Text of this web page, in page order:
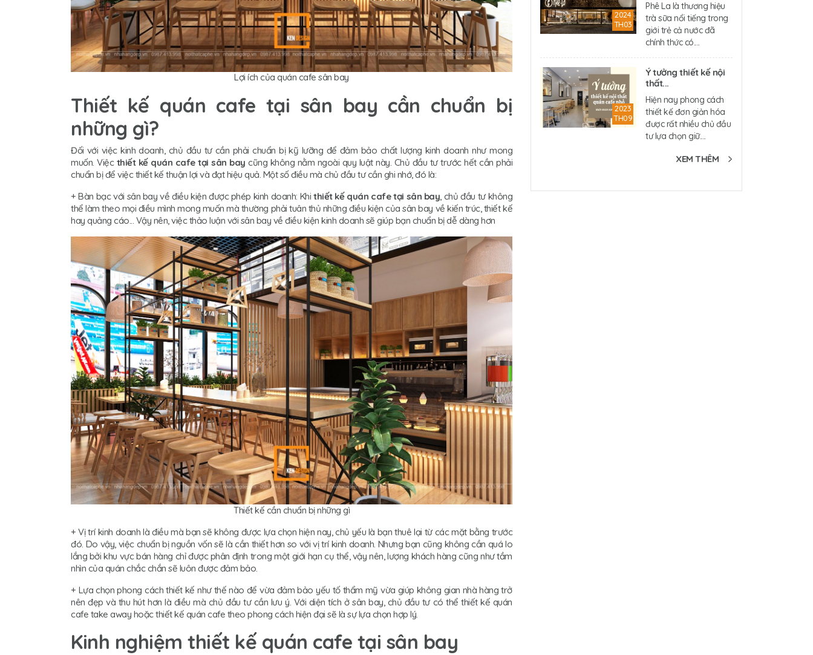
Lợi ích của quán cafe sân bay
Thiết kế quán cafe tại sân bay cần chuẩn bị
những gì?
Đối với việc kinh doanh, chủ đầu tư cần phải chuẩn bị kỹ lưỡng để đảm bảo chất lượng kinh doanh như mong
muốn. Việc thiết kế quán cafe tại sân bay cũng không nằm ngoài quy luật này. Chủ đầu tư trước hết cần phải
chuẩn bị để việc thiết kế thuận lợi và đạt hiệu quả. Một số điều mà chủ đầu tư cần ghi nhớ, đó là:
+ Bàn bạc với sân bay về điều kiện được phép kinh doanh: Khithiết kế quán cafe tại sân bay , chủ đầu tư không
thể làm theo mọi điều mình mong muốn mà thường phải tuân thủ những điều kiện của sân bay về kiến trúc, thiết kế
hay quảng cáo... Vậy nên, việc thảo luận với sân bay về điều kiện kinh doanh sẽ giúp bạn chuẩn bị dễ dàng hơn
Thiết kế cần chuẩn bị những gì
+ Vị trí kinh doanh là điều mà bạn sẽ không được lựa chọn hiện nay, chủ yếu là bạn thuê lại từ các mặt bằng trước
đó. Do vậy, việc chuẩn bị nguồn vốn sẽ là cần thiết hơn so với vị trí kinh doanh. Nhưng bạn cũng không cần quá lo
lắng bởi khu vực bán hàng chỉ được phân định trong một giới hạn cụ thể, vậy nên, lượng khách hàng cũng như tầm
nhìn của quán chắc chắn sẽ luôn được đảm bảo.
+ Lựa chọn phong cách thiết kế như thế nào để vừa đảm bảo yếu tố thẩm mỹ vừa giúp không gian nhà hàng trở
nên đẹp và thu hút hơn là điều mà chủ đầu tư cần lưu ý. Với diện tích ở sân bay, chủ đầu tư có thể thiết kế quán
cafe take away hoặc thiết kế quán cafe theo phong cách hiện đại sẽ là sự lựa chọn hợp lý.
Kinh nghiệm thiết kế quán cafe tại sân bay
2024
TH03
Phê La là thương hiệu
trà sữa nổi tiếng trong
giới trẻ cả nước đã
chính thức có....
2023
TH09
Ý tưởng thiết kế nội
thất...
Hiện nay phong cách
thiết kế đơn giản hóa
được rất nhiều chủ đầu
tư lựa chọn giữ....
XEM THÊM